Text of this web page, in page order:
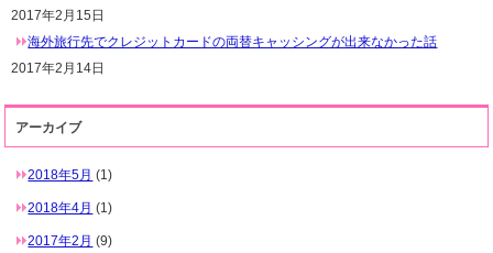
2017年2月15日
海外旅行先でクレジットカードの両替キャッシングが出来なかった話
2017年2月14日
アーカイブ
2018年5月 (1)
2018年4月 (1)
2017年2月 (9)